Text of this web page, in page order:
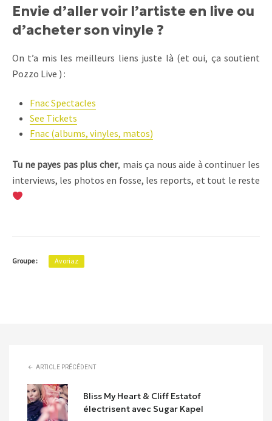
Envie d’aller voir l’artiste en live ou
d’acheter son vinyle ?
On t’a mis les meilleurs liens juste là (et oui, ça soutient
Pozzo Live ) :
Fnac Spectacles
See Tickets
Fnac (albums, vinyles, matos)
Tu ne payes pas plus cher, mais ça nous aide à continuer les
interviews, les photos en fosse, les reports, et tout le reste
Groupe : Avoriaz
ARTICLE PRÉCÉDENT
Bliss My Heart & Cliff Estatof
électrisent avec Sugar Kapel